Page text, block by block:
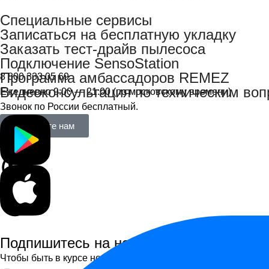
8 800 333 05 69
Ежедневно 9:00 — 21:00 (по московскому времени)
Звонок по России бесплатный.
Напишите нам
Подпишитесь на новости
Чтобы быть в курсе новинок, получать персональные
Специальные сервисы
Записаться на бесплатную укладку
Заказать тест-драйв пылесоса
Подключение SensoStation
Программа амбассадоров REMEZ
Видеоконсультация по техническим